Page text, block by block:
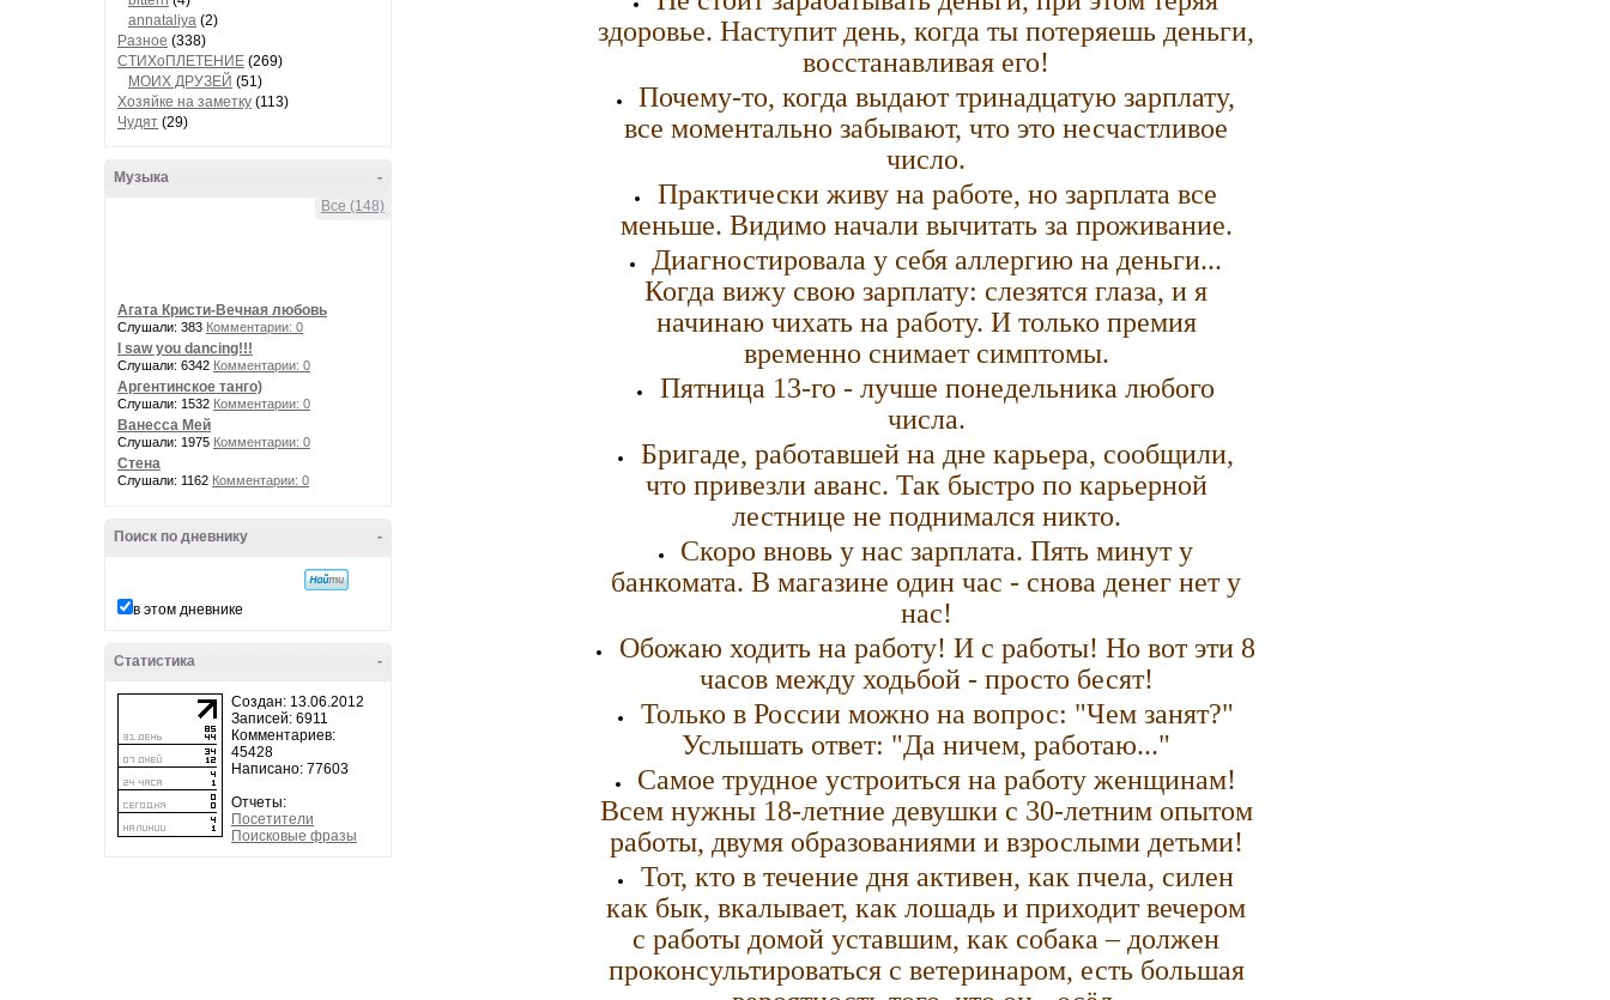
annataliya (2)
Разное (338)
СТИХоПЛЕТЕНИЕ (269)
МОИХ ДРУЗЕЙ (51)
Хозяйке на заметку (113)
Чудят (29)
-
Музыка
Все (148)
Агата Кристи-Вечная любовь
Слушали: 383 Комментарии: 0
I saw you dancing!!!
Слушали: 6342 Комментарии: 0
Аргентинское танго)
Слушали: 1532 Комментарии: 0
Ванесса Мей
Слушали: 1975 Комментарии: 0
Стена
Слушали: 1162 Комментарии: 0
-
Поиск по дневнику
в этом дневнике
-
Статистика
Создан: 13.06.2012
Записей: 6911
Комментариев:
45428
Написано: 77603
Отчеты:
Посетители
Поисковые фразы
здоровье. Наступит день, когда ты потеряешь деньги,
восстанавливая его!
Почему-то, когда выдают тринадцатую зарплату,
все моментально забывают, что это несчастливое
число.
Практически живу на работе, но зарплата все
меньше. Видимо начали вычитать за проживание.
Диагностировала у себя аллергию на деньги...
Когда вижу свою зарплату: слезятся глаза, и я
начинаю чихать на работу. И только премия
временно снимает симптомы.
Пятница 13-го - лучше понедельника любого
числа.
Бригаде, работавшей на дне карьера, сообщили,
что привезли аванс. Так быстро по карьерной
лестнице не поднимался никто.
Скоро вновь у нас зарплата. Пять минут у
банкомата. В магазине один час - снова денег нет у
нас!
Обожаю ходить на работу! И с работы! Но вот эти 8
часов между ходьбой - просто бесят!
Только в России можно на вопрос: "Чем занят?"
Услышать ответ: "Да ничем, работаю..."
Самое трудное устроиться на работу женщинам!
Всем нужны 18-летние девушки с 30-летним опытом
работы, двумя образованиями и взрослыми детьми!
Тот, кто в течение дня активен, как пчела, силен
как бык, вкалывает, как лошадь и приходит вечером
с работы домой уставшим, как собака – должен
проконсультироваться с ветеринаром, есть большая